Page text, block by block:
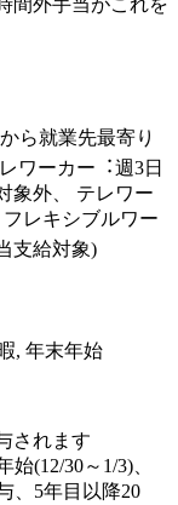
間外手当がこれを
ら就業先最寄り
ワーカー︓週3日
象外、 テレワー
レキシブルワー
支給対象)
, 年末年始
されます
(12/30～1/3)、
、5年目以降20